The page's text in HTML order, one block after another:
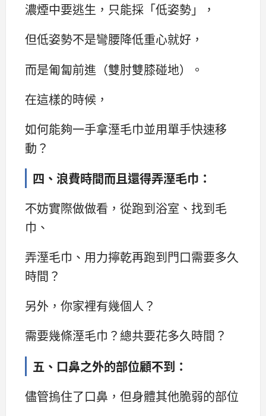
濃煙中要逃生，只能採「低姿勢」，
但低姿勢不是彎腰降低重心就好，
而是匍匐前進（雙肘雙膝碰地）。
在這樣的時候，
如何能夠一手拿溼毛巾並用單手快速移
動？
四、浪費時間而且還得弄溼毛巾：
不妨實際做做看，從跑到浴室、找到毛
巾、
弄溼毛巾、用力擰乾再跑到門口需要多久
時間？
另外，你家裡有幾個人？
需要幾條溼毛巾？總共要花多久時間？
五、口鼻之外的部位顧不到：
儘管摀住了口鼻，但身體其他脆弱的部位